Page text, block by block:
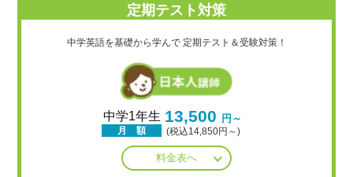
定期テスト対策
中学英語を基礎から学んで 定期テスト＆受験対策！
中学1年生
月 額
13,500 円～
(税込14,850円～)
料金表へ